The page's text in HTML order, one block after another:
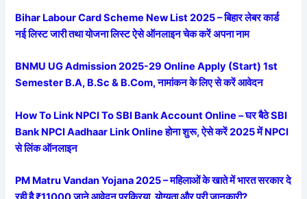
Bihar Labour Card Scheme New List 2025 – बिहार लेबर कार्ड
नई लिस्ट जारी तथा योजना लिस्ट ऐसे ऑनलाइन चेक करें अपना नाम
BNMU UG Admission 2025-29 Online Apply (Start) 1st
Semester B.A, B.Sc & B.Com, नामांकन के लिए से करें आवेदन
How To Link NPCI To SBI Bank Account Online – घर बैठे SBI
Bank NPCI Aadhaar Link Online होना शुरू, ऐसे करें 2025 में NPCI
से लिंक ऑनलाइन
PM Matru Vandan Yojana 2025 – महिलाओं के खाते में भारत सरकार दे